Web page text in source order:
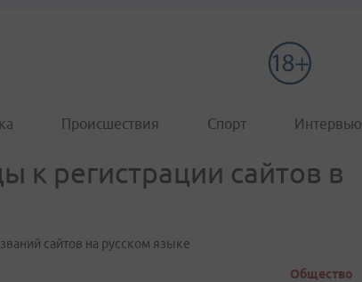
Происшествия Спорт Интервью
к регистрации сайтов в
сайтов на русском языке
Общество